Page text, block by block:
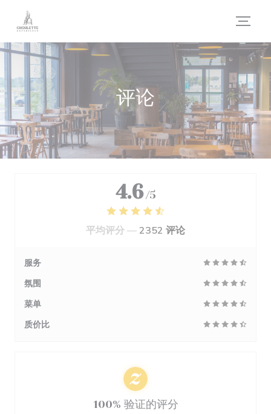
Cookie管理面板
评论
4.6 /5
平均评分 —2352 评论
服务
氛围
菜单
质价比
100% 验证的评分